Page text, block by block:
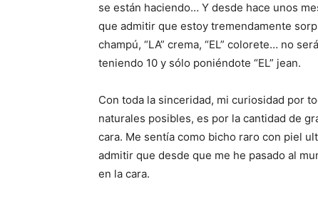
se están haciendo… Y desde hace unos
que admitir que estoy tremendamente
champú, “LA” crema, “EL” colorete… no
teniendo 10 y sólo poniéndote “EL” jean.
Con toda la sinceridad, mi curiosidad por
naturales posibles, es por la cantidad de
cara. Me sentía como bicho raro con piel
admitir que desde que me he pasado al
en la cara.